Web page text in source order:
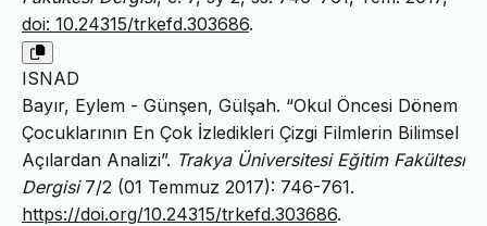
doi: 10.24315/trkefd.303686.
ISNAD
Bayır, Eylem - Günşen, Gülşah. “Okul Öncesi Dönem
Çocuklarının En Çok İzledikleri Çizgi Filmlerin Bilimsel
Açılardan Analizi”. Trakya Üniversitesi Eğitim Fakültesi
Dergisi7/2 (01 Temmuz 2017): 746-761.
https://doi.org/10.24315/trkefd.303686.